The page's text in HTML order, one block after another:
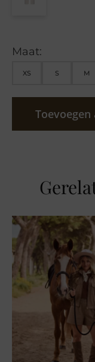
Maat:
XS S M